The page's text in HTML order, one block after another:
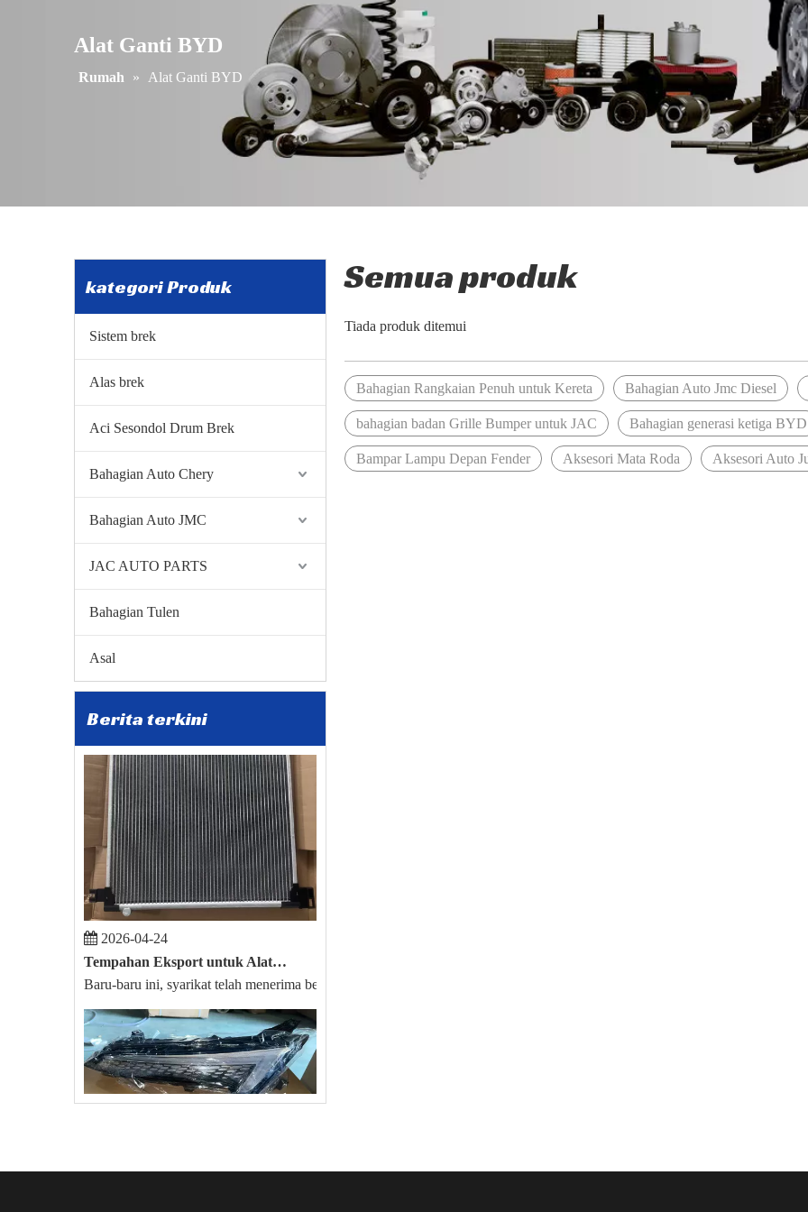
Alat Ganti BYD
Rumah » Alat Ganti BYD
kategori Produk
Sistem brek
Alas brek
Aci Sesondol Drum Brek
Bahagian Auto Chery
Bahagian Auto JMC
JAC AUTO PARTS
Bahagian Tulen
Asal
Berita terkini
2026-01-05
Zibo Baiwang Machinery Co., Ltd. Mencapai Kejayaan dalam Perdagangan Antarabangsa dengan Pengeksportan Berjaya
Baru-baru ini, syarikat telah menerima berita baik. Bergantung pada pengalaman mendalam selama bertahun-tahun dalam
Pesanan BAIC EU5 X55 Bahagian Auto Eksport Berjaya
Semua produk
Tiada produk ditemui
Bahagian Rangkaian Penuh untuk Kereta Bahagian Auto Jmc Diesel
bahagian badan Grille Bumper untuk JAC Bahagian generasi ketiga BYD
Bampar Lampu Depan Fender Aksesori Mata Roda Aksesori Auto